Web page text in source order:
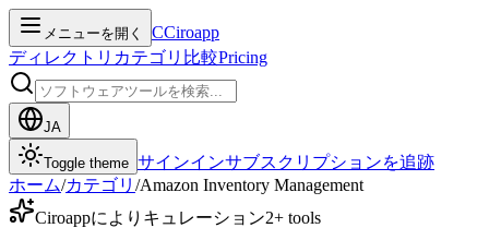
メニューを開く CCiroapp
ディレクトリ カテゴリ 比較Pricing
JA
Toggle theme サインインサブスクリプションを追跡
ホーム/カテゴリ /Amazon Inventory Management
Ciroappによりキュレーション2+ tools